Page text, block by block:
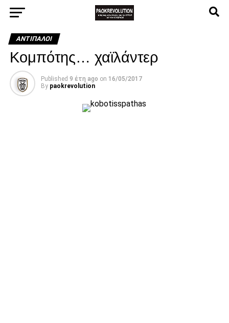
ΑΝΤΊΠΑΛΟΙ
Κομπότης… χαϊλάντερ
Published 9 έτη ago on 16/05/2017
By paokrevolution